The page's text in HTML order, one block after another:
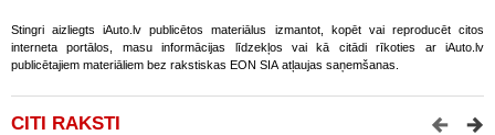
Stingri aizliegts iAuto.lv publicētos materiālus izmantot, kopēt vai reproducēt citos
interneta portālos, masu informācijas līdzekļos vai kā citādi rīkoties ar iAuto.lv
publicētajiem materiāliem bez rakstiskas EON SIA atļaujas saņemšanas.
CITI RAKSTI